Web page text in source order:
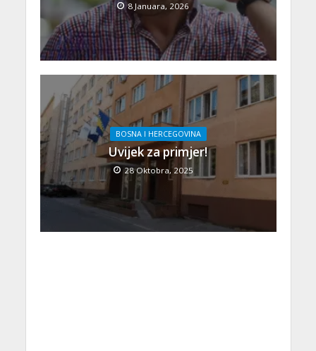
8 Januara, 2026
BOSNA I HERCEGOVINA
Uvijek za primjer!
28 Oktobra, 2025